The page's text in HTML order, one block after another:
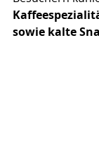
sowie kalte